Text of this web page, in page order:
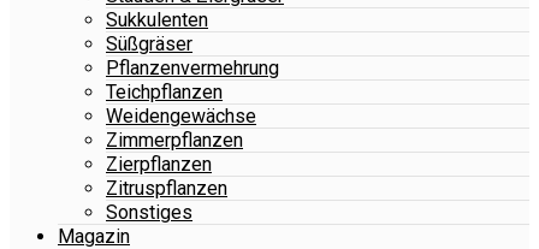
Sukkulenten
Süßgräser
Pflanzenvermehrung
Teichpflanzen
Weidengewächse
Zimmerpflanzen
Zierpflanzen
Zitruspflanzen
Sonstiges
Magazin